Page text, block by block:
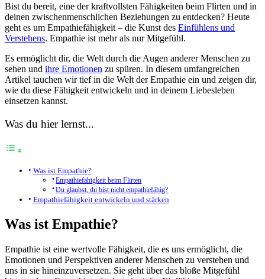
Bist du bereit, eine der kraftvollsten Fähigkeiten beim Flirten und in
deinen zwischenmenschlichen Beziehungen zu entdecken? Heute
geht es um Empathiefähigkeit – die Kunst des Einfühlens und
Verstehens. Empathie ist mehr als nur Mitgefühl.
Es ermöglicht dir, die Welt durch die Augen anderer Menschen zu
sehen und ihre Emotionen zu spüren. In diesem umfangreichen
Artikel tauchen wir tief in die Welt der Empathie ein und zeigen dir,
wie du diese Fähigkeit entwickeln und in deinem Liebesleben
einsetzen kannst.
Was du hier lernst...
Was ist Empathie?
Empathiefähigkeit beim Flirten
Du glaubst, du bist nicht empathiefähig?
Empathiefähigkeit entwickeln und stärken
Was ist Empathie?
Empathie ist eine wertvolle Fähigkeit, die es uns ermöglicht, die
Emotionen und Perspektiven anderer Menschen zu verstehen und
uns in sie hineinzuversetzen. Sie geht über das bloße Mitgefühl